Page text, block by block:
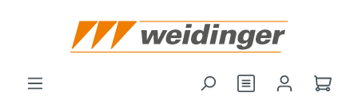
Je hebt 0 items